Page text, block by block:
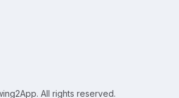
All rights reserved.